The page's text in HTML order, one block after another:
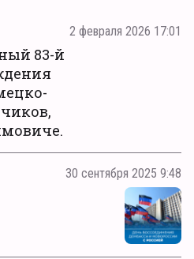
2 февраля 2026 17:01
83-й
30 сентября 2025 9:48